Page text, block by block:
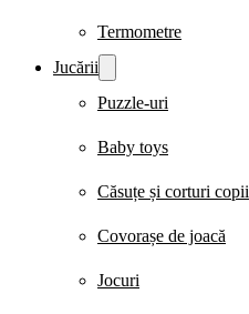
Termometre
Jucării
Puzzle-uri
Baby toys
Căsuțe și corturi copii
Covorașe de joacă
Jocuri